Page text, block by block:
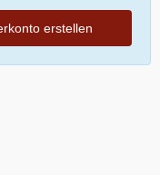
erstellen